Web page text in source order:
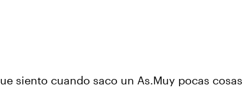
siento cuando saco un As.Muy pocas